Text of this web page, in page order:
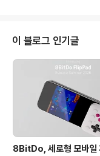
델은 산와레버인데 권바드론
버입니다 저도 무각만 사용
로 사실상 표준 레버라고 할
이 블로그 인기글
8BitDo, 세로형 모바일